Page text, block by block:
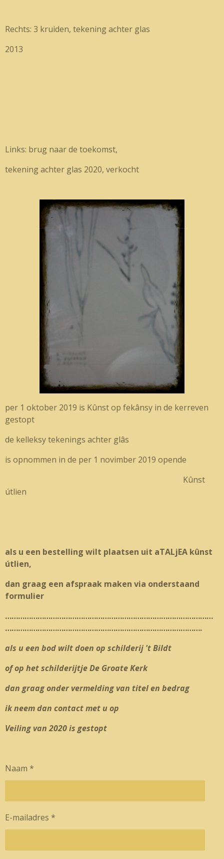
Rechts: 3 kruiden, tekening achter glas
2013
Links: brug naar de toekomst,
tekening achter glas 2020, verkocht
per 1 oktober 2019 is Kûnst op fekânsy in de kerreven
gestopt
de kelleksy tekenings achter glâs
is opnommen in de per 1 novimber 2019 opende
Kûnst
útlien
als u een bestelling wilt plaatsen uit aTALjEA kûnst
útlien,
dan graag een afspraak maken via onderstaand
formulier
……………………………………………………………………………………
……………………………………………………………………………….
als u een bod wilt doen op schilderij 't Bildt
of op het schilderijtje De Groate Kerk
dan graag onder vermelding van titel en bedrag
ik neem dan contact met u op
Veiling van 2020 is gestopt
Naam *
E-mailadres *